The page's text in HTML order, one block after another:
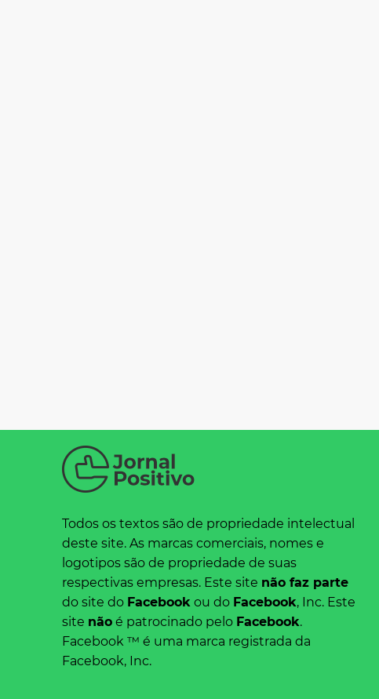
Todos os textos são de propriedade intelectual
deste site. As marcas comerciais, nomes e
logotipos são de propriedade de suas
respectivas empresas. Este site não faz parte
do site do Facebook ou do Facebook, Inc. Este
site não é patrocinado pelo Facebook.
Facebook ™ é uma marca registrada da
Facebook, Inc.